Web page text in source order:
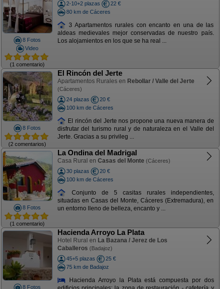
8 Fotos
Video
(1 comentario)
2-10+2 plazas
22 €
80 km de Cáceres
3 Apartamentos rurales con encanto en una de las
aldeas medievales mejor conservadas de nuestro país.
Los alojamientos en los que se ha real ...
8 Fotos
(2 comentarios)
El Rincón del Jerte
Apartamentos Rurales en Rebollar / Valle del Jerte
(Cáceres)
24 plazas
20 €
100 km de Cáceres
El rincón del Jerte nos propone una nueva manera de
disfrutar del turismo rural y de naturaleza en el Valle del
Jerte. Gracias a su privileg ...
8 Fotos
(1 comentario)
La Ondina del Madrigal
Casa Rural en Casas del Monte (Cáceres)
30 plazas
20 €
100 km de Cáceres
Conjunto de 5 casitas rurales independientes,
situadas en Casas del Monte, Cáceres (Extremadura), en
un entorno lleno de belleza, encanto y ...
8 Fotos
Hacienda Arroyo La Plata
Hotel Rural en La Bazana / Jerez de Los
Caballeros (Badajoz)
45+5 plazas
25 €
75 km de Badajoz
Hacienda Arroyo la Plata está compuesta por dos